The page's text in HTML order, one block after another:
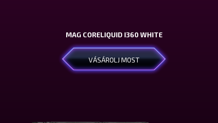
MAG CORELIQUID I360 WHITE
VÁSÁROLJ MOST